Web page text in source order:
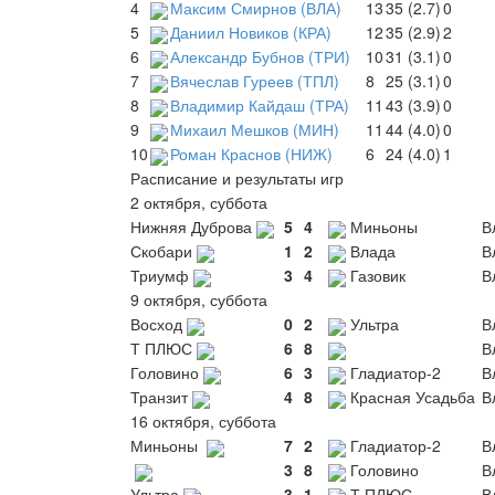
4
Максим Смирнов (ВЛА) 1335 (2.7)0
5
Даниил Новиков (КРА) 1235 (2.9)2
6
Александр Бубнов (ТРИ) 1031 (3.1)0
7
Вячеслав Гуреев (ТПЛ) 8 25 (3.1)0
8
Владимир Кайдаш (ТРА) 11 43 (3.9)0
9
Михаил Мешков (МИН) 11 44 (4.0)0
10
Роман Краснов (НИЖ) 6 24 (4.0) 1
Расписание и результаты игр
2 октября, суббота
Нижняя Дуброва
5 4 Миньоны
Скобари
1 2 Влада
Триумф
3 4 Газовик
9 октября, суббота
Восход
0 2 Ультра
Т ПЛЮС
6 8
Головино
6 3 Гладиатор-2
Транзит
4 8 Красная Усадьба
16 октября, суббота
Миньоны
7 2 Гладиатор-2
3 8 Головино